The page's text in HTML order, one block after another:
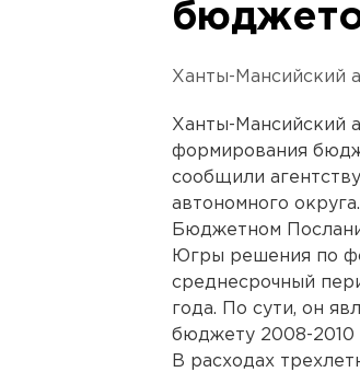
Ханты-Мансийский
Ханты-Мансийский
формирования
сообщили
автономного
Бюджетном
Югры решения по
среднесрочный
года. По сути, он
бюджету 2008-2010
В расходах